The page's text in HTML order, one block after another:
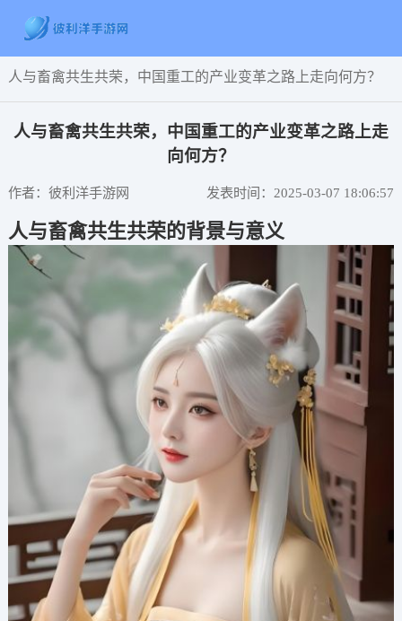
人与畜禽共生共荣，中国重工的产业变革之路上走向何方？
人与畜禽共生共荣，中国重工的产业变革之路上走
向何方？
作者：彼利洋手游网 发表时间：2025-03-07 18:06:57
人与畜禽共生共荣的背景与意义